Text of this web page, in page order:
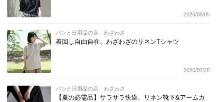
2026/08/05
パンと日用品の店 わざわざ
着回し自由自在、わざわざのリネンTシャツ
2026/07/25
パンと日用品の店 わざわざ
【夏の必需品】サラサラ快適、リネン靴下&アームカ